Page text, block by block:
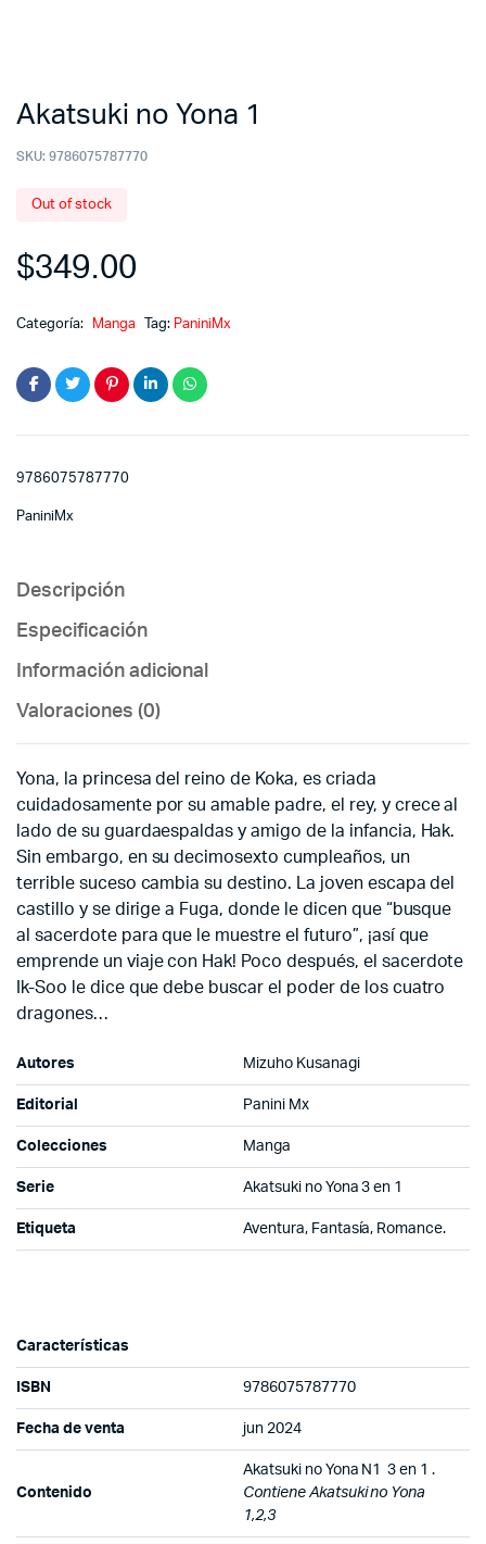
Akatsuki no Yona 1
SKU: 9786075787770
Out of stock
$349.00
Categoría: Manga Tag: PaniniMx
9786075787770
PaniniMx
Descripción
Especificación
Información adicional
Valoraciones (0)
Yona, la princesa del reino de Koka, es criada
cuidadosamente por su amable padre, el rey, y crece al
lado de su guardaespaldas y amigo de la infancia, Hak.
Sin embargo, en su decimosexto cumpleaños, un
terrible suceso cambia su destino. La joven escapa del
castillo y se dirige a Fuga, donde le dicen que “busque
al sacerdote para que le muestre el futuro”, ¡así que
emprende un viaje con Hak! Poco después, el sacerdote
Ik-Soo le dice que debe buscar el poder de los cuatro
dragones…
Autores Mizuho Kusanagi
Editorial Panini Mx
Colecciones Manga
Serie Akatsuki no Yona 3 en 1
Etiqueta Aventura, Fantasía, Romance.
Características
ISBN 9786075787770
Fecha de venta jun 2024
Contenido
Akatsuki no Yona N1 3 en 1 .
Contiene Akatsuki no Yona
1,2,3